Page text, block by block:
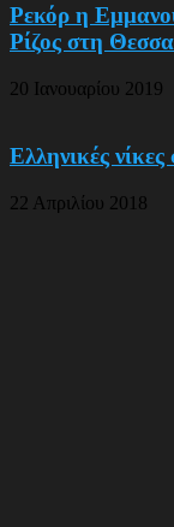
Ρεκόρ η
Ρίζος στη
20 Ιανουαρίου 2019
Ελληνικές
22 Απριλίου 2018